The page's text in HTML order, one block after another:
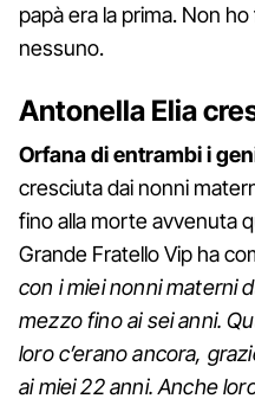
papà era la prima. Non
nessuno.
Antonella Elia
Orfana di entrambi i
cresciuta dai nonni
fino alla morte avvenuta
Grande Fratello Vip ha
con i miei nonni materni
mezzo fino ai sei anni.
loro c’erano ancora,
ai miei 22 anni. Anche